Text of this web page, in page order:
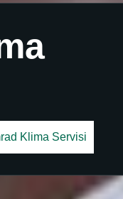
Klima Servisi